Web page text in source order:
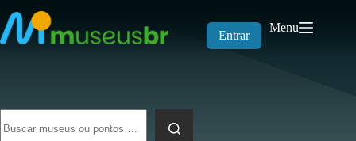
para
o
conteúdo
Entrar
Menu
resultados